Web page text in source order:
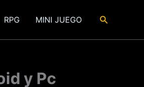
RPG MINI JUEGO Buscar
y Pc